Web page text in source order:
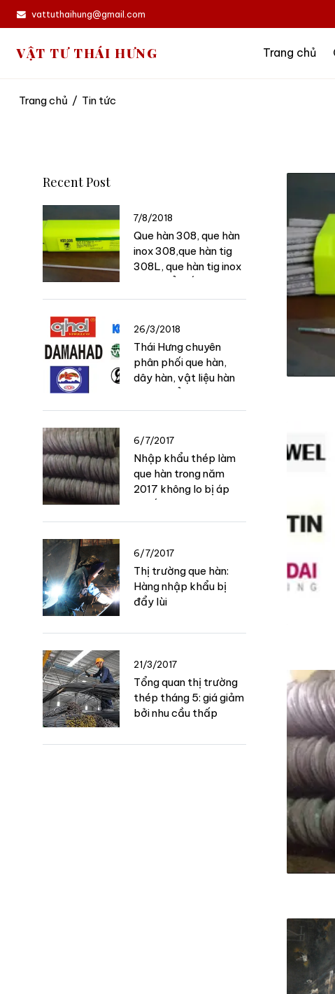
vattuthaihung@gmail.com
VẬT TƯ THÁI HƯNG Trang chủ
Trang chủ / Tin tức
Recent Post
7/8/2018
Que hàn 308, que hàn
inox 308,que hàn tig
308L, que hàn tig inox
308 phổ biến trên thị
trường
26/3/2018
Thái Hưng chuyên
phân phối que hàn,
dây hàn, vật liệu hàn
nhập khẩu
6/7/2017
Nhập khẩu thép làm
que hàn trong năm
2017 không lo bị áp
thuế
6/7/2017
Thị trường que hàn:
Hàng nhập khẩu bị
đẩy lùi
21/3/2017
Tổng quan thị trường
thép tháng 5: giá giảm
bởi nhu cầu thấp